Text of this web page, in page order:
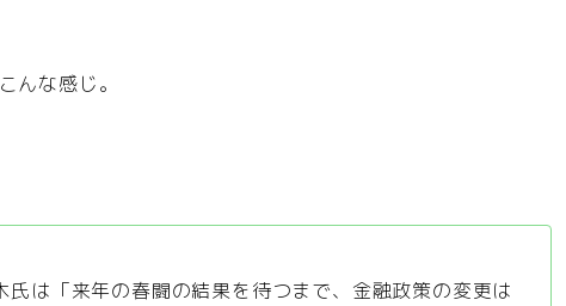
んな感じ。
氏は「来年の春闘の結果を待つまで、金融政策の変更は